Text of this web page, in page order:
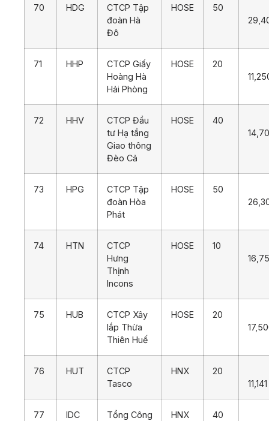
70 HDG
CTCP Tập
đoàn Hà
Đô
HOSE
50
71 HHP
CTCP Giấy
Hoàng Hà
Hải Phòng
HOSE
20
72 HHV
CTCP Đầu
tư Hạ tầng
Giao thông
Đèo Cả
HOSE
40
73 HPG
CTCP Tập
đoàn Hòa
Phát
HOSE
50
74 HTN
CTCP
Hưng
Thịnh
Incons
HOSE
10
75 HUB
CTCP Xây
lắp Thừa
Thiên Huế
HOSE
20
76 HUT
CTCP
Tasco
HNX
20
11,141
77 IDC
Tổng Công
HNX
40